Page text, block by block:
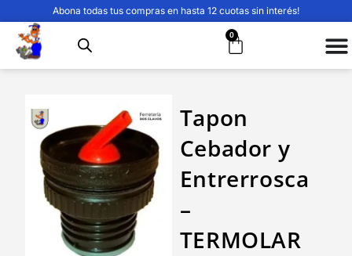
Abona todas tus compras en hasta 12 cuotas sin interés!
0
Tapon
Cebador y
Entrerrosca
–
TERMOLAR